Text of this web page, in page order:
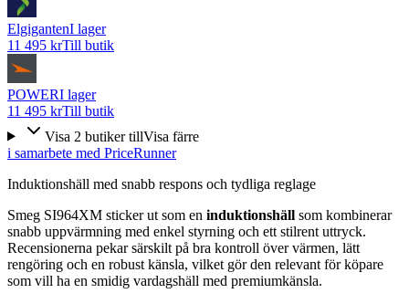
ElgigantenI lager
11 495 krTill butik
POWERI lager
11 495 krTill butik
Visa 2 butiker tillVisa färre
i samarbete med PriceRunner
Induktionshäll med snabb respons och tydliga reglage
Smeg SI964XM sticker ut som en induktionshäll som kombinerar
snabb uppvärmning med enkel styrning och ett stilrent uttryck.
Recensionerna pekar särskilt på bra kontroll över värmen, lätt
rengöring och en robust känsla, vilket gör den relevant för köpare
som vill ha en smidig vardagshäll med premiumkänsla.